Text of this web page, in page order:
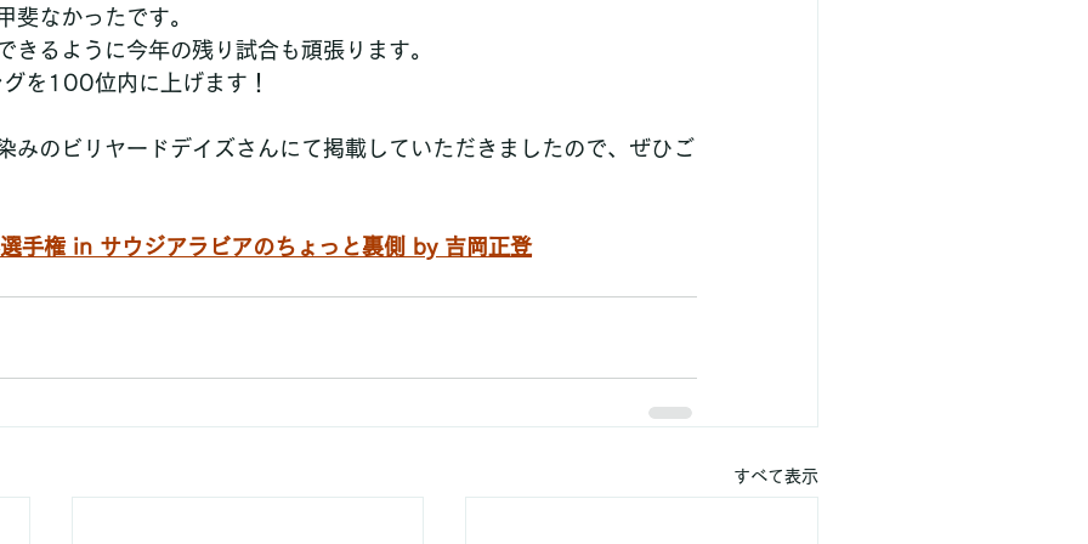
斐なかったです。
きるように今年の残り試合も頑張ります。
を100位内に上げます！
みのビリヤードデイズさんにて掲載していただきましたので、ぜひご
手権 in サウジアラビアのちょっと裏側 by 吉岡正登
すべて表示